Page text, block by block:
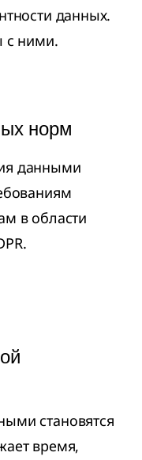
данных.
с ними.
норм
данными
в области
становятся
время,